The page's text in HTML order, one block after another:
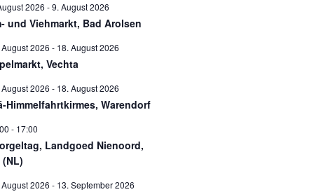
2026 -9. August 2026
und Viehmarkt, Bad Arolsen
August 2026 - 18. August 2026
Vechta
August 2026 - 18. August 2026
Himmelfahrtkirmes, Warendorf
- 17:00
Landgoed Nienoord,
2026 - 13. September 2026